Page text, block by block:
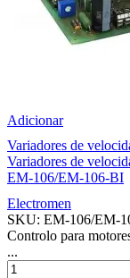
Adicionar
Variadores de
Variadores de
EM-106/EM-106-BI
Electromen
SKU: EM-106/EM-
Controlo para
...